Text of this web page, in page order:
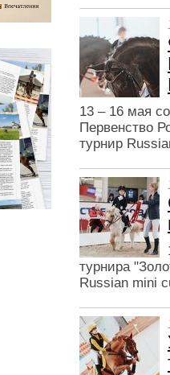
13 – 16 мая
Первенство
турнир
турнира
Russian mini